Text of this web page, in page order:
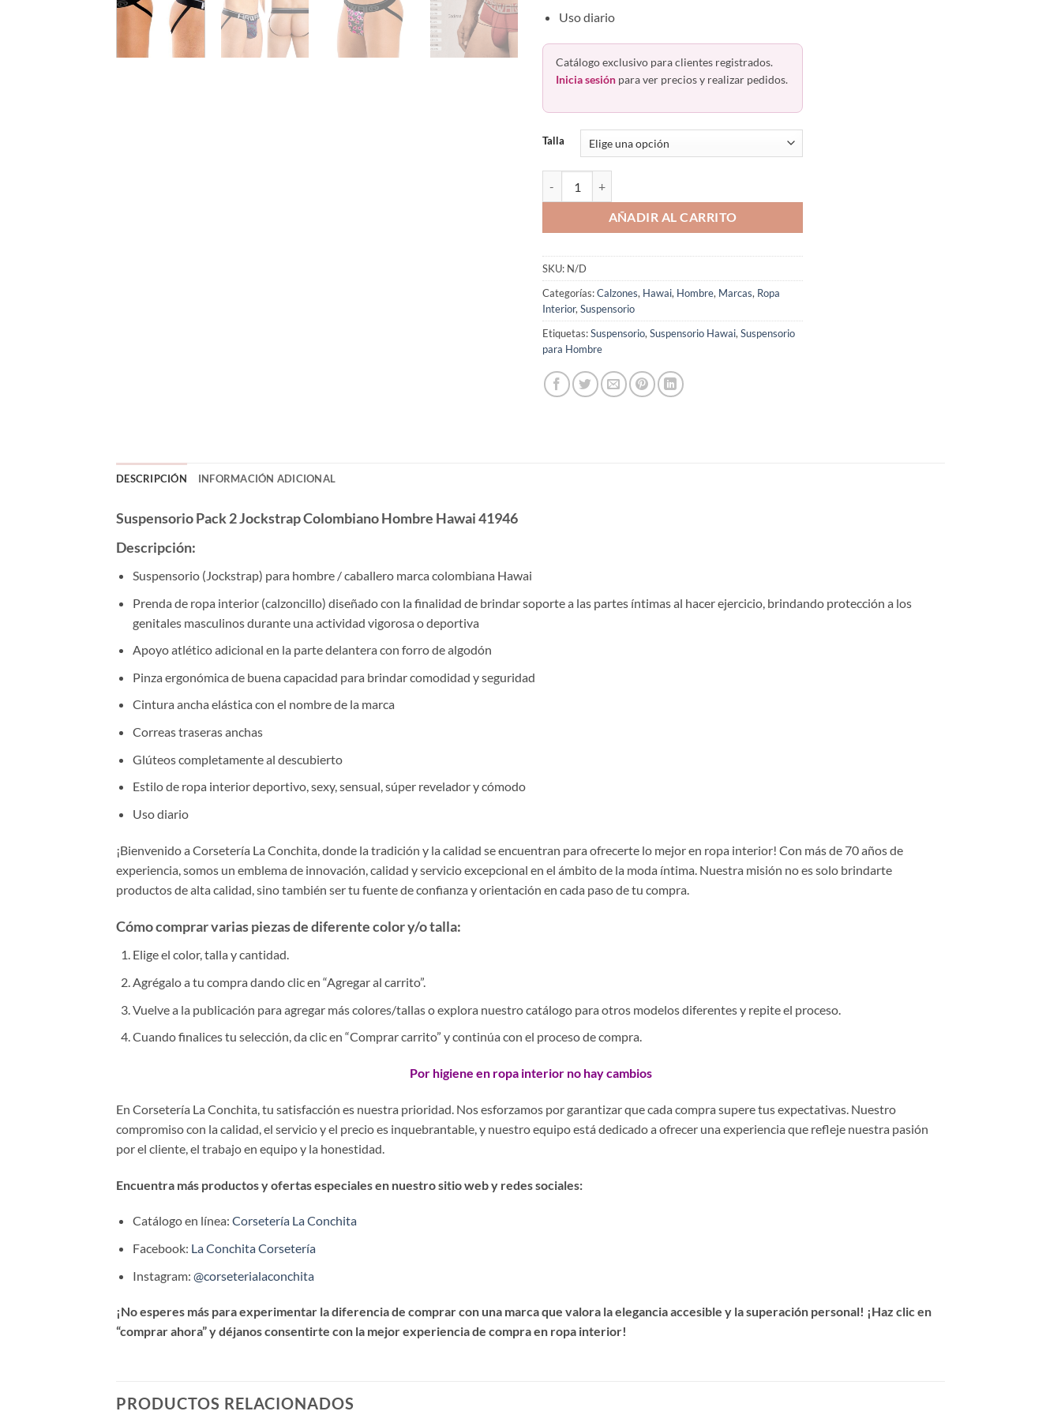
Uso diario
Catálogo exclusivo para clientes registrados.
Inicia sesión para ver precios y realizar pedidos.
Talla
AÑADIR AL CARRITO
SKU: N/D
Categorías:Calzones, Hawai, Hombre, Marcas, Ropa
Interior, Suspensorio
Etiquetas:Suspensorio, Suspensorio Hawai, Suspensorio
para Hombre
DESCRIPCIÓN INFORMACIÓN ADICIONAL
Suspensorio Pack 2 Jockstrap Colombiano Hombre Hawai 41946
Descripción:
Suspensorio (Jockstrap) para hombre / caballero marca colombiana Hawai
Prenda de ropa interior (calzoncillo) diseñado con la finalidad de brindar soporte a las partes íntimas al hacer ejercicio, brindando protección a los
genitales masculinos durante una actividad vigorosa o deportiva
Apoyo atlético adicional en la parte delantera con forro de algodón
Pinza ergonómica de buena capacidad para brindar comodidad y seguridad
Cintura ancha elástica con el nombre de la marca
Correas traseras anchas
Glúteos completamente al descubierto
Estilo de ropa interior deportivo, sexy, sensual, súper revelador y cómodo
Uso diario
¡Bienvenido a Corsetería La Conchita, donde la tradición y la calidad se encuentran para ofrecerte lo mejor en ropa interior! Con más de 70 años de
experiencia, somos un emblema de innovación, calidad y servicio excepcional en el ámbito de la moda íntima. Nuestra misión no es solo brindarte
productos de alta calidad, sino también ser tu fuente de confianza y orientación en cada paso de tu compra.
Cómo comprar varias piezas de diferente color y/o talla:
Elige el color, talla y cantidad.
Agrégalo a tu compra dando clic en “Agregar al carrito”.
Vuelve a la publicación para agregar más colores/tallas o explora nuestro catálogo para otros modelos diferentes y repite el proceso.
Cuando finalices tu selección, da clic en “Comprar carrito” y continúa con el proceso de compra.
Por higiene en ropa interior no hay cambios
En Corsetería La Conchita, tu satisfacción es nuestra prioridad. Nos esforzamos por garantizar que cada compra supere tus expectativas. Nuestro
compromiso con la calidad, el servicio y el precio es inquebrantable, y nuestro equipo está dedicado a ofrecer una experiencia que refleje nuestra pasión
por el cliente, el trabajo en equipo y la honestidad.
Encuentra más productos y ofertas especiales en nuestro sitio web y redes sociales:
Catálogo en línea: Corsetería La Conchita
Facebook: La Conchita Corsetería
Instagram: @corseterialaconchita
¡No esperes más para experimentar la diferencia de comprar con una marca que valora la elegancia accesible y la superación personal! ¡Haz clic en
“comprar ahora” y déjanos consentirte con la mejor experiencia de compra en ropa interior!
PRODUCTOS RELACIONADOS